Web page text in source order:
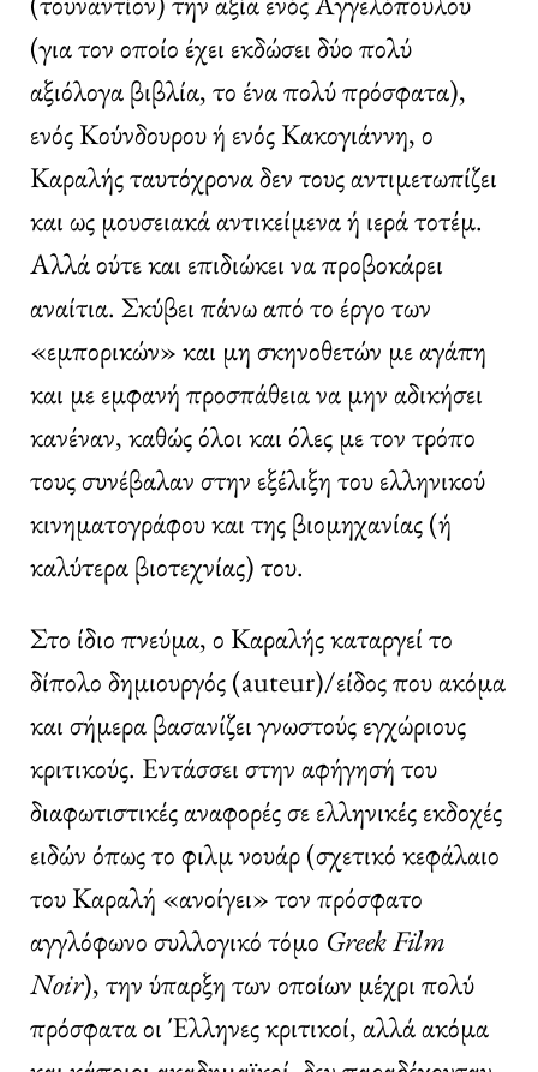
(για τον οποίο έχει εκδώσει δύο πολύ
αξιόλογα βιβλία, το ένα πολύ πρόσφατα),
ενός Κούνδουρου ή ενός Κακογιάννη, ο
Καραλής ταυτόχρονα δεν τους αντιμετωπίζει
και ως μουσειακά αντικείμενα ή ιερά τοτέμ.
Αλλά ούτε και επιδιώκει να προβοκάρει
αναίτια. Σκύβει πάνω από το έργο των
«εμπορικών» και μη σκηνοθετών με αγάπη
και με εμφανή προσπάθεια να μην αδικήσει
κανέναν, καθώς όλοι και όλες με τον τρόπο
τους συνέβαλαν στην εξέλιξη του ελληνικού
κινηματογράφου και της βιομηχανίας (ή
καλύτερα βιοτεχνίας) του.
Στο ίδιο πνεύμα, ο Καραλής καταργεί το
δίπολο δημιουργός (auteur)/είδος που ακόμα
και σήμερα βασανίζει γνωστούς εγχώριους
κριτικούς. Εντάσσει στην αφήγησή του
διαφωτιστικές αναφορές σε ελληνικές εκδοχές
ειδών όπως το φιλμ νουάρ (σχετικό κεφάλαιο
του Καραλή «ανοίγει» τον πρόσφατο
αγγλόφωνο συλλογικό τόμο GreekFilm
Noir), την ύπαρξη των οποίων μέχρι πολύ
πρόσφατα οι Έλληνες κριτικοί, αλλά ακόμα